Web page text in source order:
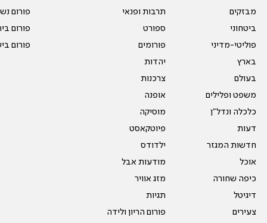
מבזקים
ביטחוני
פוליטי-מדיני
בארץ
בעולם
משפט ופלילים
כלכלה ונדל"ן
דעות
חדשות המגזר
אוכל
כיפה שחורה
דיגיטל
צעירים
תרבות ופנאי
ספורט
פורומים
יהדות
צרכנות
אופנה
מוסיקה
פיוטקאסט
ילדודס
מודעות אבל
מזג אוויר
תגיות
פורום הריון ולידה
פורום
פורום
פורום